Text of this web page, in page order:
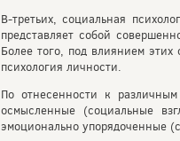
В-третьих, социальная
представляет собой
Более того, под влиянием
психология личности.
По отнесенности к
осмысленные (социальные
эмоционально упорядоченные